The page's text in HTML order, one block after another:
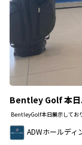
Bentley Golf 本日
BentleyGolf本日展示してお
ADWホールデ